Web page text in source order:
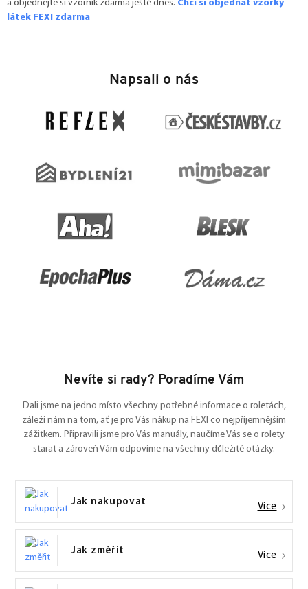
a objednejte si vzorník zdarma ještě dnes. Chci si objednat vzorky
látek FEXI zdarma
Napsali o nás
Nevíte si rady? Poradíme Vám
Dali jsme na jedno místo všechny potřebné informace o roletách,
záleží nám na tom, ať je pro Vás nákup na FEXI co nejpříjemnějším
zážitkem. Připravili jsme pro Vás manuály, naučíme Vás se o rolety
starat a zároveň Vám odpovíme na všechny důležité otázky.
Jak nakupovat Více
Jak změřit Více